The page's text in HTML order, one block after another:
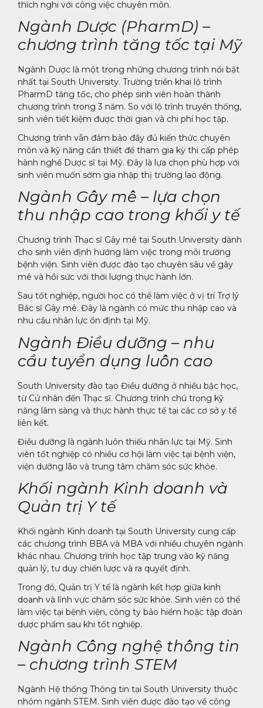
thích nghi với công việc chuyên môn.
Ngành Dược (PharmD) –
chương trình tăng tốc tại Mỹ
Ngành Dược là một trong những chương trình nổi bật
nhất tại South University. Trường triển khai lộ trình
PharmD tăng tốc, cho phép sinh viên hoàn thành
chương trình trong 3 năm. So với lộ trình truyền thống,
sinh viên tiết kiệm được thời gian và chi phí học tập.
Chương trình vẫn đảm bảo đầy đủ kiến thức chuyên
môn và kỹ năng cần thiết để tham gia kỳ thi cấp phép
hành nghề Dược sĩ tại Mỹ. Đây là lựa chọn phù hợp với
sinh viên muốn sớm gia nhập thị trường lao động.
Ngành Gây mê – lựa chọn
thu nhập cao trong khối y tế
Chương trình Thạc sĩ Gây mê tại South University dành
cho sinh viên định hướng làm việc trong môi trường
bệnh viện. Sinh viên được đào tạo chuyên sâu về gây
mê và hồi sức với thời lượng thực hành lớn.
Sau tốt nghiệp, người học có thể làm việc ở vị trí Trợ lý
Bác sĩ Gây mê. Đây là ngành có mức thu nhập cao và
nhu cầu nhân lực ổn định tại Mỹ.
Ngành Điều dưỡng – nhu
cầu tuyển dụng luôn cao
South University đào tạo Điều dưỡng ở nhiều bậc học,
từ Cử nhân đến Thạc sĩ. Chương trình chú trọng kỹ
năng lâm sàng và thực hành thực tế tại các cơ sở y tế
liên kết.
Điều dưỡng là ngành luôn thiếu nhân lực tại Mỹ. Sinh
viên tốt nghiệp có nhiều cơ hội làm việc tại bệnh viện,
viện dưỡng lão và trung tâm chăm sóc sức khỏe.
Khối ngành Kinh doanh và
Quản trị Y tế
Khối ngành Kinh doanh tại South University cung cấp
các chương trình BBA và MBA với nhiều chuyên ngành
khác nhau. Chương trình học tập trung vào kỹ năng
quản lý, tư duy chiến lược và ra quyết định.
Trong đó, Quản trị Y tế là ngành kết hợp giữa kinh
doanh và lĩnh vực chăm sóc sức khỏe. Sinh viên có thể
làm việc tại bệnh viện, công ty bảo hiểm hoặc tập đoàn
dược phẩm sau khi tốt nghiệp.
Ngành Công nghệ thông tin
– chương trình STEM
Ngành Hệ thống Thông tin tại South University thuộc
nhóm ngành STEM. Sinh viên được đào tạo về công